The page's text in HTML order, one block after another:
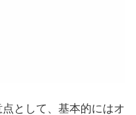
として、基本的にはオ